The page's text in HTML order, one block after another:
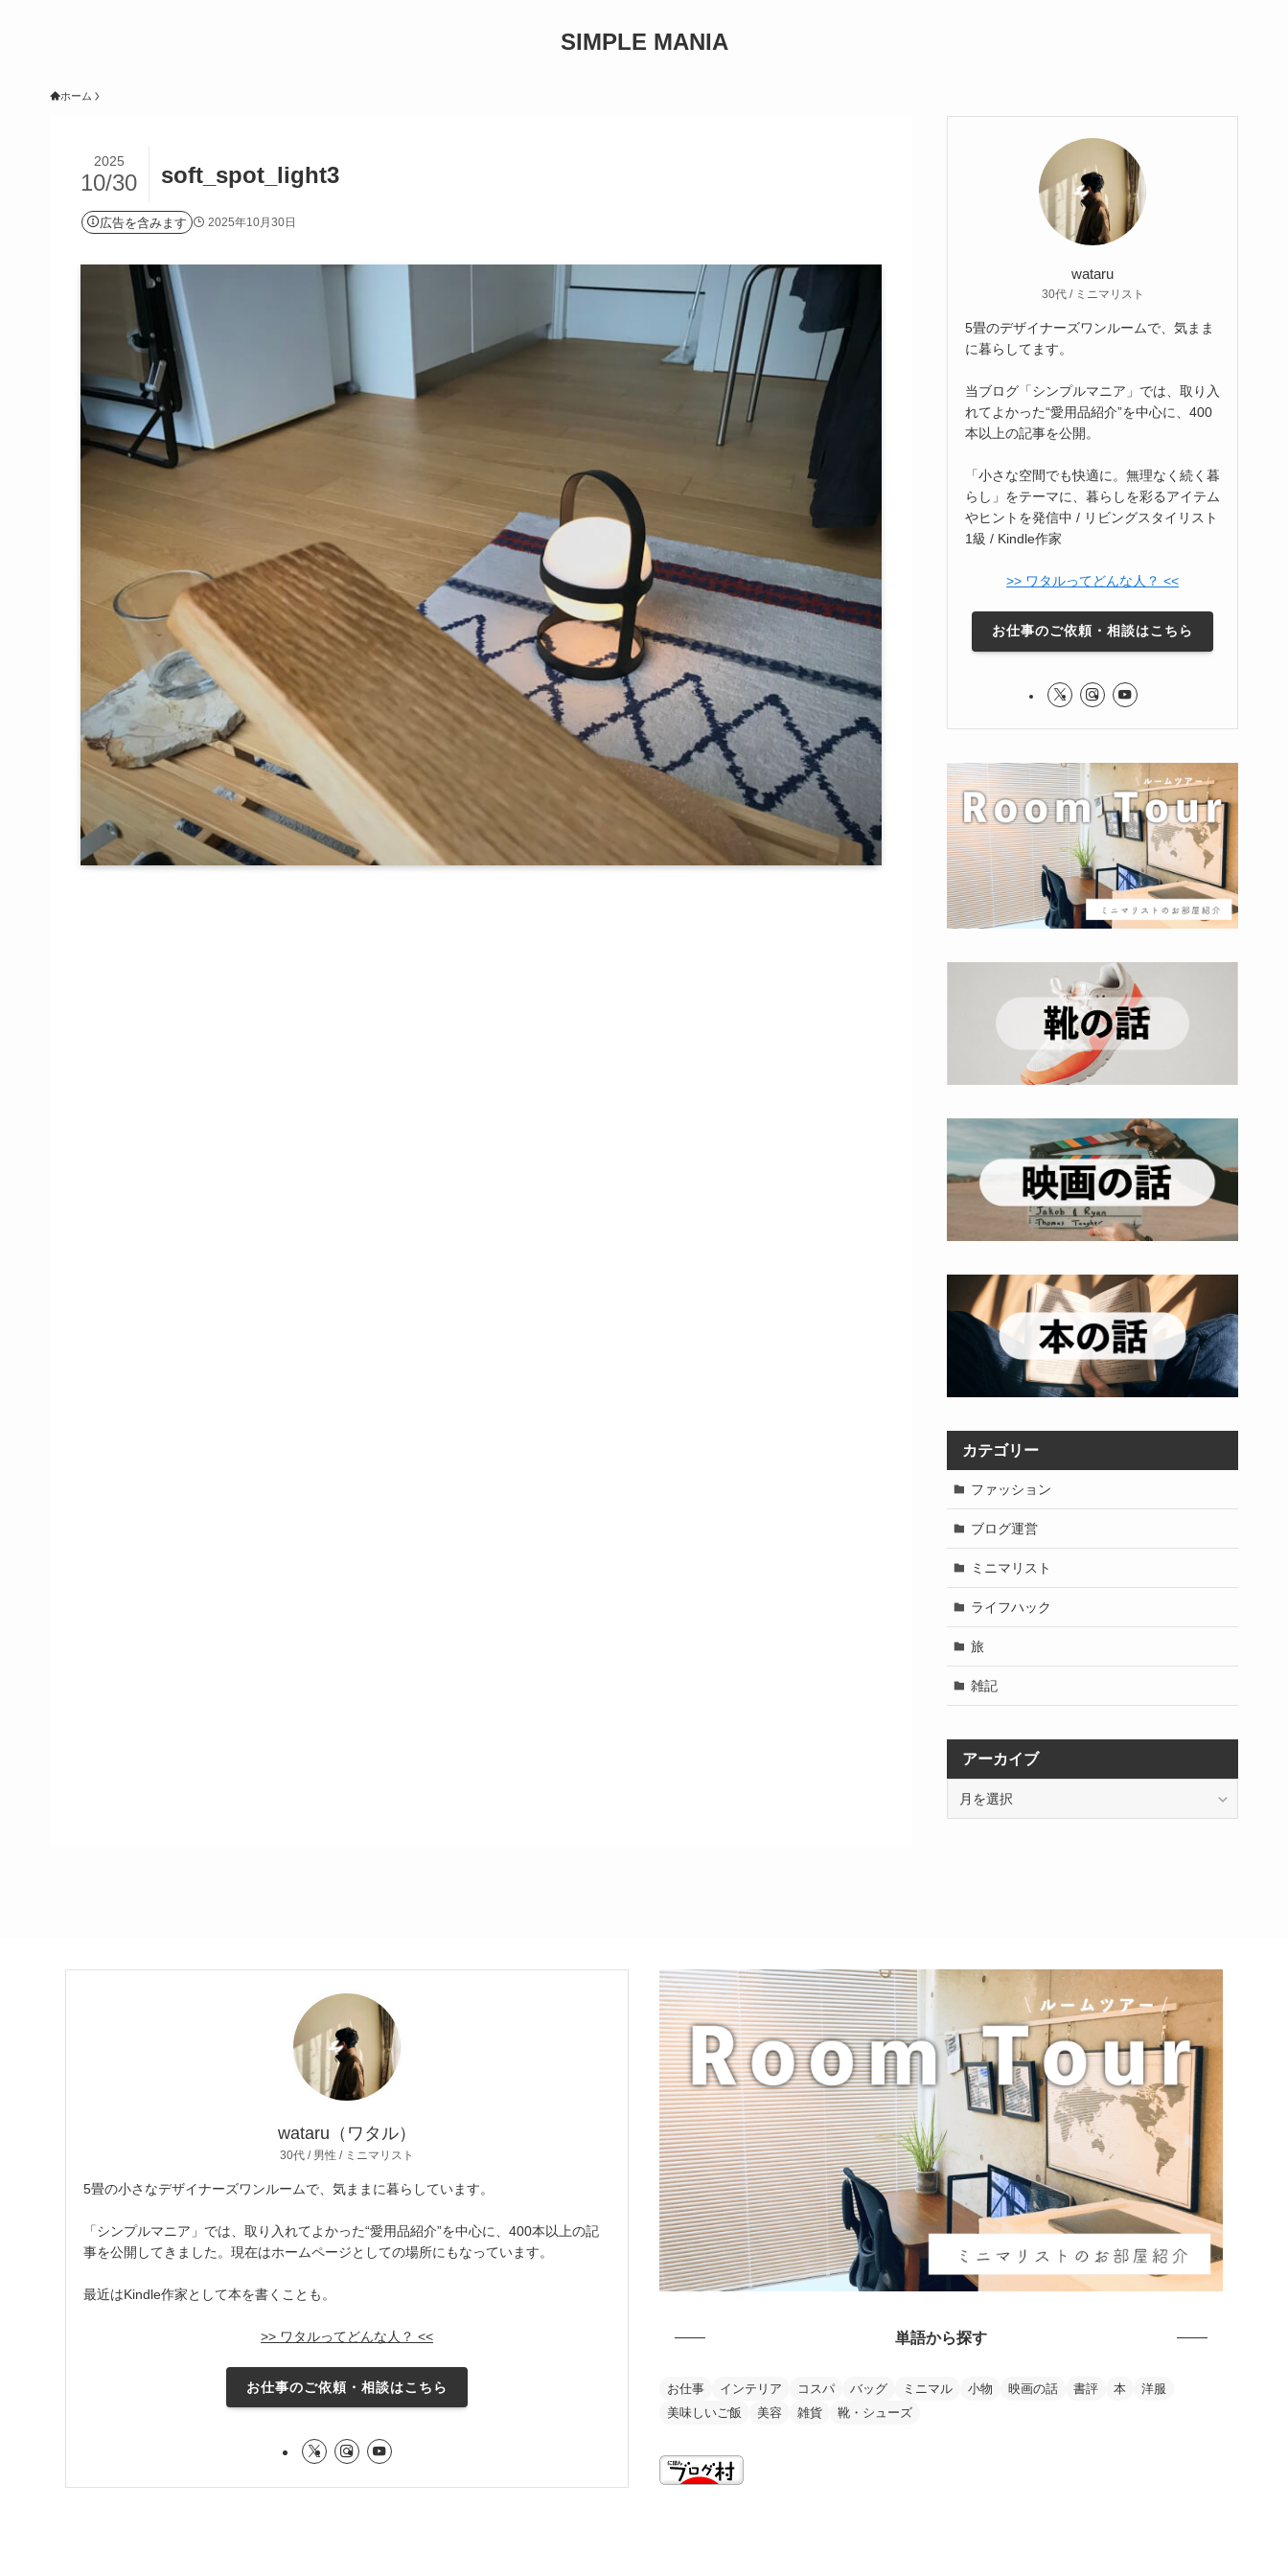
SIMPLE MANIA
ホーム
soft_spot_light3
2025
10/30
広告を含みます 2025年10月30日
wataru
30代 / ミニマリスト
5畳のデザイナーズワンルームで、気まま
に暮らしてます。
当ブログ「シンプルマニア」では、取り入
れてよかった“愛用品紹介”を中心に、400
本以上の記事を公開。
「小さな空間でも快適に。無理なく続く暮
らし」をテーマに、暮らしを彩るアイテム
やヒントを発信中 / リビングスタイリスト
1級 / Kindle作家
>> ワタルってどんな人？ <<
お仕事のご依頼・相談はこちら
カテゴリー
ファッション
ブログ運営
ミニマリスト
ライフハック
旅
雑記
アーカイブ
wataru（ワタル）
30代 / 男性 / ミニマリスト
5畳の小さなデザイナーズワンルームで、気ままに暮らしています。
「シンプルマニア」では、取り入れてよかった“愛用品紹介”を中心に、400本以上の記
事を公開してきました。現在はホームページとしての場所にもなっています。
最近はKindle作家として本を書くことも。
>> ワタルってどんな人？ <<
お仕事のご依頼・相談はこちら
単語から探す
お仕事 インテリア コスパ バッグ ミニマル 小物 映画の話 書評 本
洋服
美味しいご飯
美容 雑貨 靴・シューズ